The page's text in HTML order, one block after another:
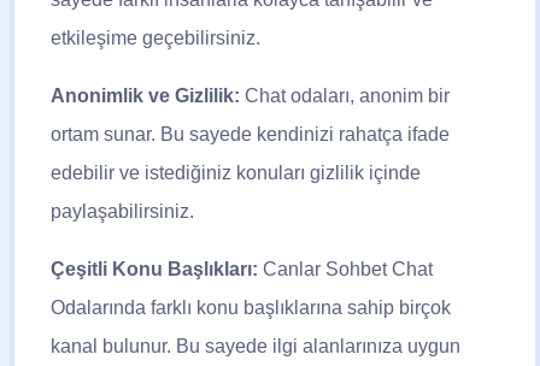
etkileşime geçebilirsiniz.
Anonimlik ve Gizlilik: Chat odaları, anonim bir
ortam sunar. Bu sayede kendinizi rahatça ifade
edebilir ve istediğiniz konuları gizlilik içinde
paylaşabilirsiniz.
Çeşitli Konu Başlıkları: Canlar Sohbet Chat
Odalarında farklı konu başlıklarına sahip birçok
kanal bulunur. Bu sayede ilgi alanlarınıza uygun